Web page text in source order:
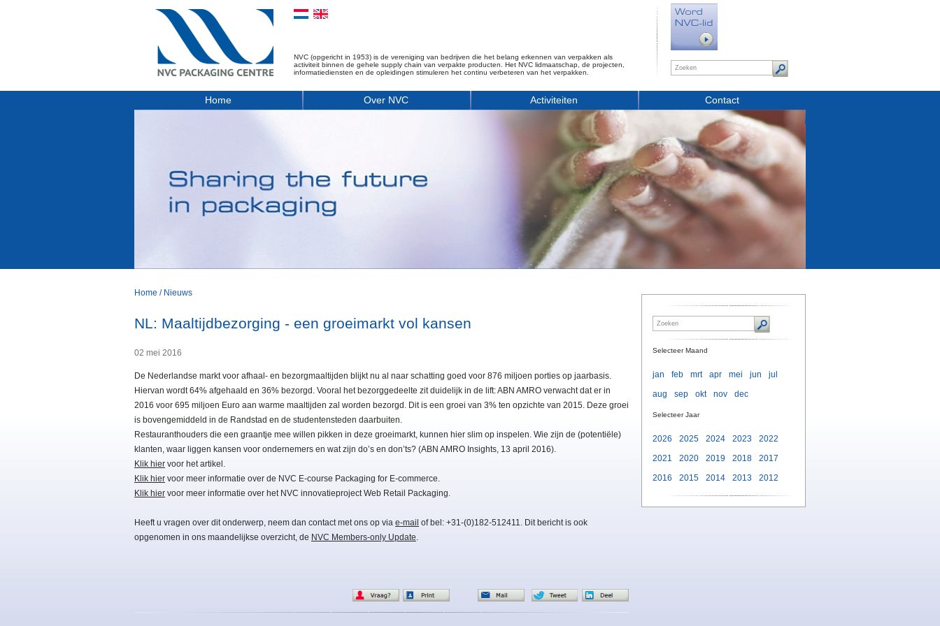
NVC (opgericht in 1953) is de vereniging van bedrijven die het belang erkennen van verpakken als
activiteit binnen de gehele supply chain van verpakte producten. Het NVC lidmaatschap, de projecten,
informatiediensten en de opleidingen stimuleren het continu verbeteren van het verpakken.
Home Over NVC Activiteiten Contact
Home / Nieuws
NL: Maaltijdbezorging - een groeimarkt vol kansen
02 mei 2016
De Nederlandse markt voor afhaal- en bezorgmaaltijden blijkt nu al naar schatting goed voor 876 miljoen porties op jaarbasis.
Hiervan wordt 64% afgehaald en 36% bezorgd. Vooral het bezorggedeelte zit duidelijk in de lift: ABN AMRO verwacht dat er in
2016 voor 695 miljoen Euro aan warme maaltijden zal worden bezorgd. Dit is een groei van 3% ten opzichte van 2015. Deze groei
is bovengemiddeld in de Randstad en de studentensteden daarbuiten.
Restauranthouders die een graantje mee willen pikken in deze groeimarkt, kunnen hier slim op inspelen. Wie zijn de (potentiële)
klanten, waar liggen kansen voor ondernemers en wat zijn do’s en don’ts? (ABN AMRO Insights, 13 april 2016).
Klik hier voor het artikel.
Klik hier voor meer informatie over de NVC E-course Packaging for E-commerce.
Klik hier voor meer informatie over het NVC innovatieproject Web Retail Packaging.
Heeft u vragen over dit onderwerp, neem dan contact met ons op via e-mail of bel: +31-(0)182-512411. Dit bericht is ook
opgenomen in ons maandelijkse overzicht, de NVC Members-only Update.
Selecteer Maand
jan feb mrt apr mei jun
jul
aug
sep okt nov dec
Selecteer Jaar
2026 2025 2024 2023
2022
2021
2020 2019 2018
2017
2016
2015 2014 2013 2012